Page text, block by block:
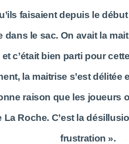
faisaient depuis le
dans le sac. On avait la
c’était bien parti pour
la maitrise s’est
raison que les joueurs
La Roche. C’est la
frustration ».